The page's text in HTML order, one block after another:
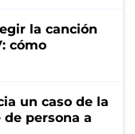
la canción
cómo
un caso de la
persona a